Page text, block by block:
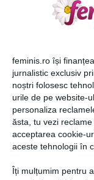
feminis.ro își
jurnalistic exclusiv
noștri folosesc
urile de pe website-
personaliza
ăsta, tu vezi
acceptarea cookie-
aceste tehnologii în
Îți mulțumim pentru
17 curiozităţi
pitorească
11 mai 2017